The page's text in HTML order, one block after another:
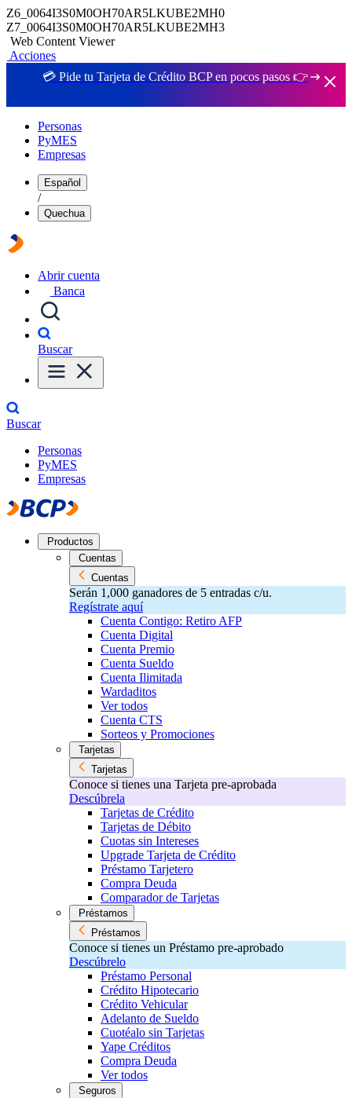
Z6_0064I3S0M0OH70AR5LKUBE2MH0
Z7_0064I3S0M0OH70AR5LKUBE2MH3
Web Content Viewer
Acciones
💳 Pide tu Tarjeta de Crédito BCP en pocos pasos 👉
Personas
PyMES
Empresas
Español
/
Quechua
Abrir cuenta
Banca
Buscar
Buscar
Personas
PyMES
Empresas
Productos
Cuentas
Cuentas
Serán 1,000 ganadores de 5 entradas c/u.
Regístrate aquí
Cuenta Contigo: Retiro AFP
Cuenta Digital
Cuenta Premio
Cuenta Sueldo
Cuenta Ilimitada
Wardaditos
Ver todos
Cuenta CTS
Sorteos y Promociones
Tarjetas
Tarjetas
Conoce si tienes una Tarjeta pre-aprobada
Descúbrela
Tarjetas de Crédito
Tarjetas de Débito
Cuotas sin Intereses
Upgrade Tarjeta de Crédito
Préstamo Tarjetero
Compra Deuda
Comparador de Tarjetas
Préstamos
Préstamos
Conoce si tienes un Préstamo pre-aprobado
Descúbrelo
Préstamo Personal
Crédito Hipotecario
Crédito Vehicular
Adelanto de Sueldo
Cuotéalo sin Tarjetas
Yape Créditos
Compra Deuda
Ver todos
Seguros